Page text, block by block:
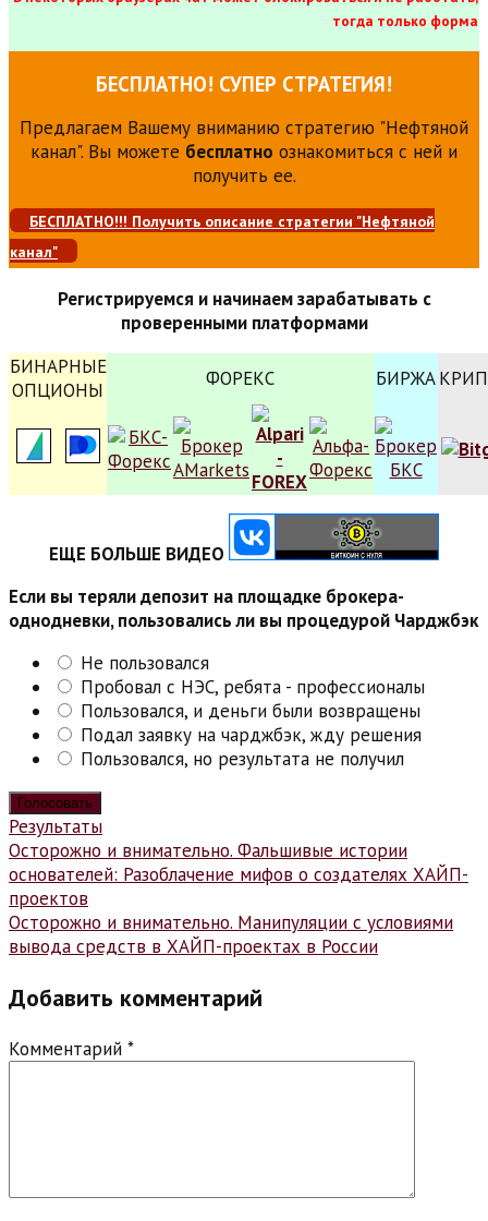
тогда только форма
БЕСПЛАТНО! СУПЕР СТРАТЕГИЯ!
Предлагаем Вашему вниманию стратегию "Нефтяной
канал". Вы можете бесплатно ознакомиться с ней и
получить ее.
БЕСПЛАТНО!!! Получить описание стратегии "Нефтяной
канал"
Регистрируемся и начинаем зарабатывать с
проверенными платформами
БИНАРНЫЕ
ОПЦИОНЫ
ФОРЕКС БИРЖА
ЕЩЕ БОЛЬШЕ ВИДЕО
Если вы теряли депозит на площадке брокера-
однодневки, пользовались ли вы процедурой Чарджбэк
Не пользовался
Пробовал с НЭС, ребята - профессионалы
Пользовался, и деньги были возвращены
Подал заявку на чарджбэк, жду решения
Пользовался, но результата не получил
Результаты
Навигация
по
записям
Осторожно и внимательно. Фальшивые истории
основателей: Разоблачение мифов о создателях ХАЙП-
проектов
Осторожно и внимательно. Манипуляции с условиями
вывода средств в ХАЙП-проектах в России
Добавить комментарий
Комментарий *